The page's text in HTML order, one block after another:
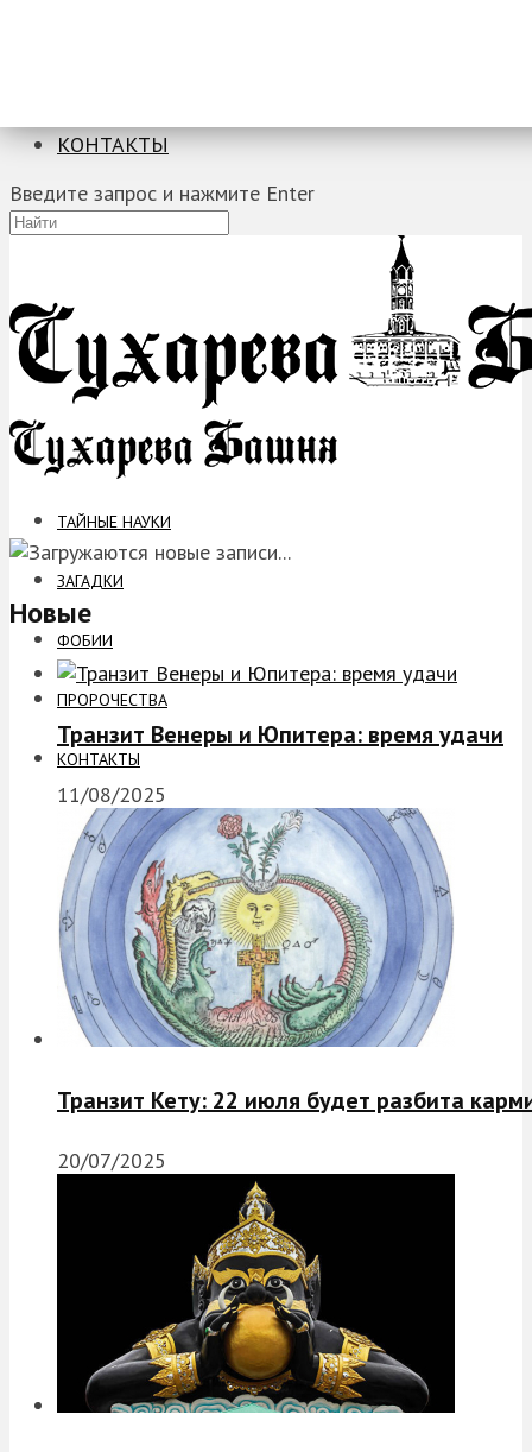
КОНТАКТЫ
Введите запрос и нажмите Enter
ТАЙНЫЕ НАУКИ
ЗАГАДКИ
ФОБИИ
ПРОРОЧЕСТВА
КОНТАКТЫ
Новые
Транзит Венеры и Юпитера: время удачи
11/08/2025
Транзит Кету: 22 июля будет разбита
20/07/2025